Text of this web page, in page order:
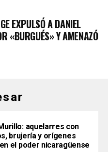
EXPULSÓ A DANIEL
«BURGUÉS» Y AMENAZÓ
aquelarres con
brujería y orígenes
el poder nicaragüense